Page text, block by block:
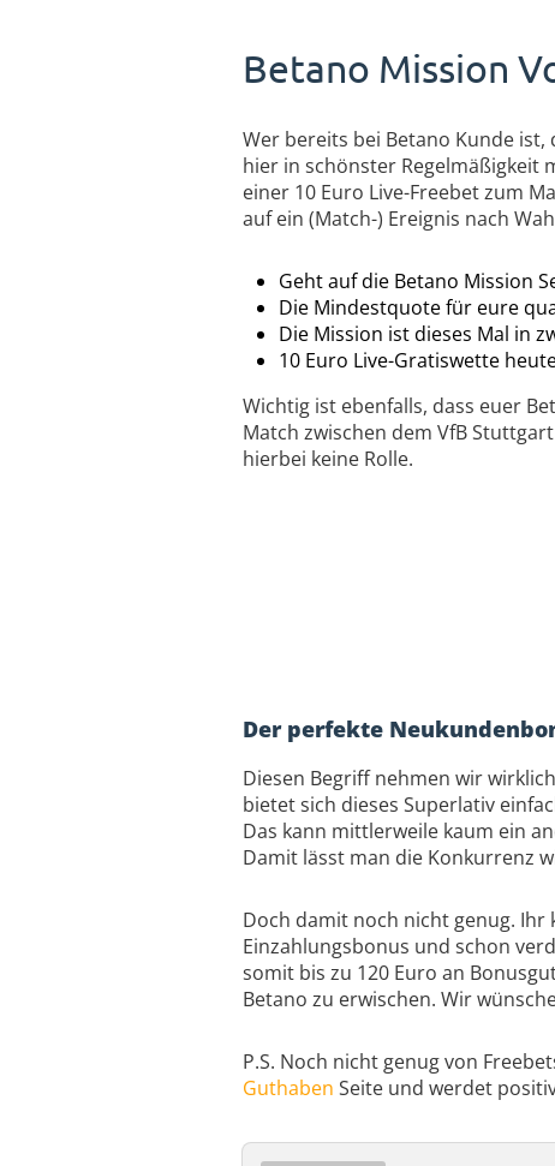
Betano Mission
Wer bereits bei Betano Kunde
hier in schönster Regelmäßigkeit
einer 10 Euro Live-Freebet zum
auf ein (Match-) Ereignis nach
Geht auf die Betano Mission
Die Mindestquote für eure
Die Mission ist dieses Mal in
10 Euro Live-Gratiswette
Wichtig ist ebenfalls, dass euer
Match zwischen dem VfB
hierbei keine Rolle.
Der perfekte
Diesen Begriff nehmen wir
bietet sich dieses Superlativ
Das kann mittlerweile kaum ein
Damit lässt man die Konkurrenz
Doch damit noch nicht genug. Ihr
Einzahlungsbonus und schon
somit bis zu 120 Euro an
Betano zu erwischen. Wir
P.S. Noch nicht genug von
Guthaben Seite und werdet